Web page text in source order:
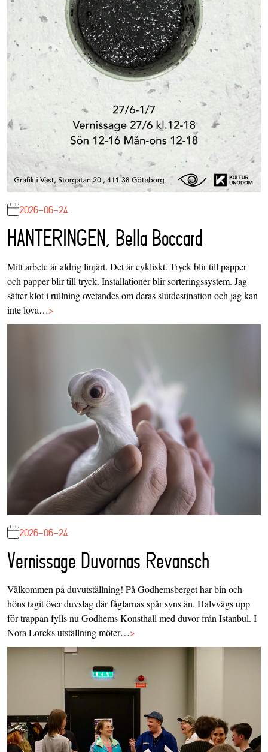
2026-06-24
HANTERINGEN, Bella Boccard
Mitt arbete är aldrig linjärt. Det är cykliskt. Tryck blir till papper
och papper blir till tryck. Installationer blir sorteringssystem. Jag
sätter klot i rullning ovetandes om deras slutdestination och jag kan
inte lova…>
2026-06-24
Vernissage Duvornas Revansch
Välkommen på duvutställning! På Godhemsberget har bin och
höns tagit över duvslag där fåglarnas spår syns än. Halvvägs upp
för trappan fylls nu Godhems Konsthall med duvor från Istanbul. I
Nora Loreks utställning möter…>